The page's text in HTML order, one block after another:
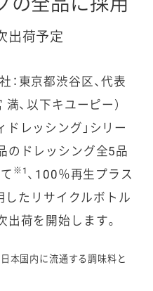
出荷予定
：東京都渋谷区、代表
、以下キユーピー）
ドレッシング」シリー
のドレッシング全5品
※1 、100％再生プラス
したリサイクルボトル
出荷を開始します。
本国内に流通する調味料と